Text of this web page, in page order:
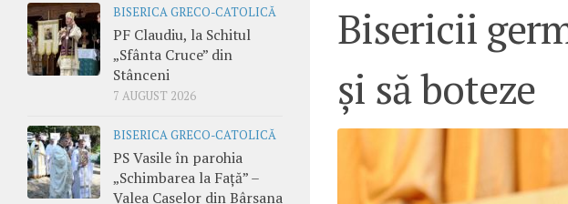
Bisericii
și să boteze
BISERICA GRECO-CATOLICĂ
PF Claudiu, la Schitul
„Sfânta Cruce” din
Stânceni
7 AUGUST 2026
BISERICA GRECO-CATOLICĂ
PS Vasile în parohia
„Schimbarea la Față” –
Valea Caselor din Bârsana